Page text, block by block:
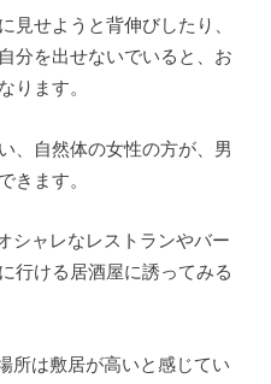
見せようと背伸びしたり、
分を出せないでいると、お
ります。
、自然体の女性の方が、男
きます。
シャレなレストランやバー
行ける居酒屋に誘ってみる
所は敷居が高いと感じてい